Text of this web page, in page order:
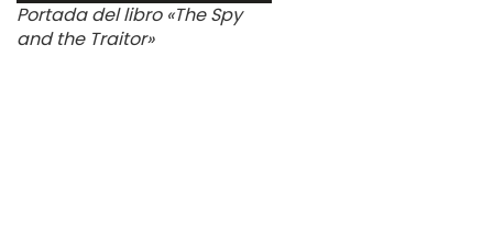
Portada del libro «The Spy
and the Traitor»